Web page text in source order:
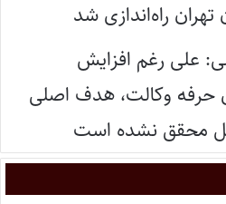
راه‌اندازی شد
علی رغم افزایش
وکالت، هدف اصلی
محقق نشده است